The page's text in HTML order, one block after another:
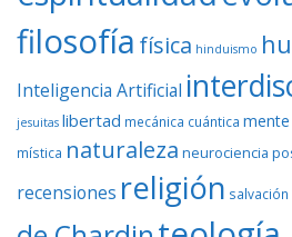
filosofía física hinduismo
Inteligencia Artificial
jesuitas libertad mecánica cuántica mente
mística naturaleza neurociencia
recensiones religión salvación